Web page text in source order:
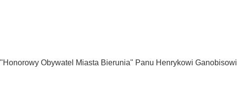
Obywatel Miasta Bierunia" Panu Henrykowi Ganobisowi